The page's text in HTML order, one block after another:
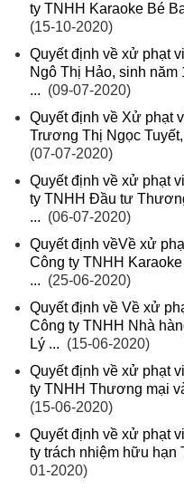
ty TNHH Karaoke Bé
(15-10-2020)
Quyết định về xử phạt
Ngô Thị Hảo, sinh
... (09-07-2020)
Quyết định về Xử phạt
Trương Thị Ngọc
(07-07-2020)
Quyết định về xử phạt
ty TNHH Đầu tư
... (06-07-2020)
Quyết định vềVề xử
Công ty TNHH
... (25-06-2020)
Quyết định về Về xử
Công ty TNHH Nhà
Lý ... (15-06-2020)
Quyết định về xử phạt
ty TNHH Thương mại
(15-06-2020)
Quyết định về xử phạt
ty trách nhiệm hữu hạn
01-2020)